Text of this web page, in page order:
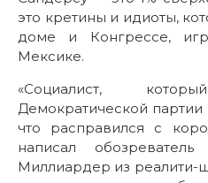
это кретины и идиоты,
доме и Конгрессе,
Мексике.
«Социалист,
Демократической партии
что расправился с
написал
Миллиардер из реалити-